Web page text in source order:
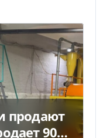
продают
90%